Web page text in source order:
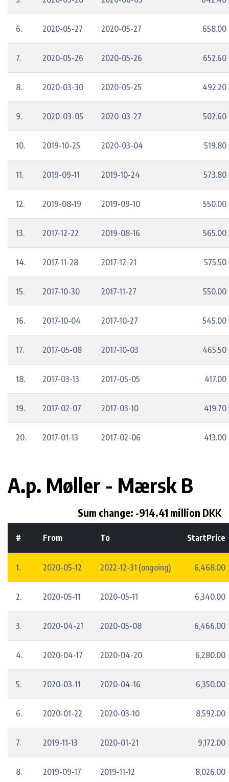
6. 2020-05-27 2020-05-27 658.00
7. 2020-05-26 2020-05-26 652.60
8. 2020-03-30 2020-05-25 492.20
9. 2020-03-05 2020-03-27 502.60
10. 2019-10-25 2020-03-04 519.80
11. 2019-09-11 2019-10-24 573.80
12. 2019-08-19 2019-09-10 550.00
13. 2017-12-22 2019-08-16 565.00
14. 2017-11-28 2017-12-21 575.50
15. 2017-10-30 2017-11-27 550.00
16. 2017-10-04 2017-10-27 545.00
17. 2017-05-08 2017-10-03 465.50
18. 2017-03-13 2017-05-05 417.00
19. 2017-02-07 2017-03-10 419.70
20. 2017-01-13 2017-02-06 413.00
A.p. Møller - Mærsk B
Sum change: -914.41 million DKK
# From To StartPrice
1. 2020-05-12 2022-12-31 (ongoing) 6,468.00
2. 2020-05-11 2020-05-11 6,340.00
3. 2020-04-21 2020-05-08 6,466.00
4. 2020-04-17 2020-04-20 6,280.00
5. 2020-03-11 2020-04-16 6,350.00
6. 2020-01-22 2020-03-10 8,592.00
7. 2019-11-13 2020-01-21 9,172.00
8. 2019-09-17 2019-11-12 8,026.00